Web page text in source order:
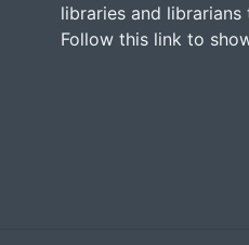
libraries and
Follow this link to